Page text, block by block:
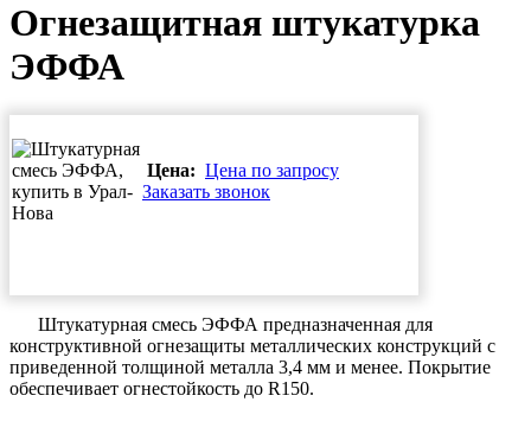
Огнезащитная штукатурка
ЭФФА
Цена: Цена по запросу
Заказать звонок
Штукатурная смесь ЭФФА предназначенная для
конструктивной огнезащиты металлических конструкций с
приведенной толщиной металла 3,4 мм и менее. Покрытие
обеспечивает огнестойкость до R150.